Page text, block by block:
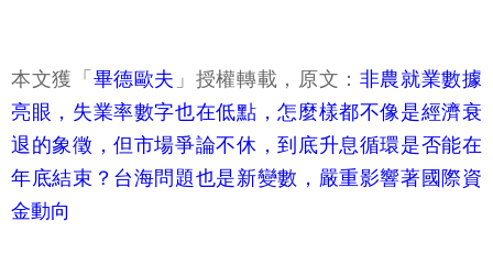
本文獲「 畢德歐夫 」授權轉載，原文： 非農就業數據
亮眼，失業率數字也在低點，怎麼樣都不像是經濟衰
退的象徵，但市場爭論不休，到底升息循環是否能在
年底結束？台海問題也是新變數，嚴重影響著國際資
金動向